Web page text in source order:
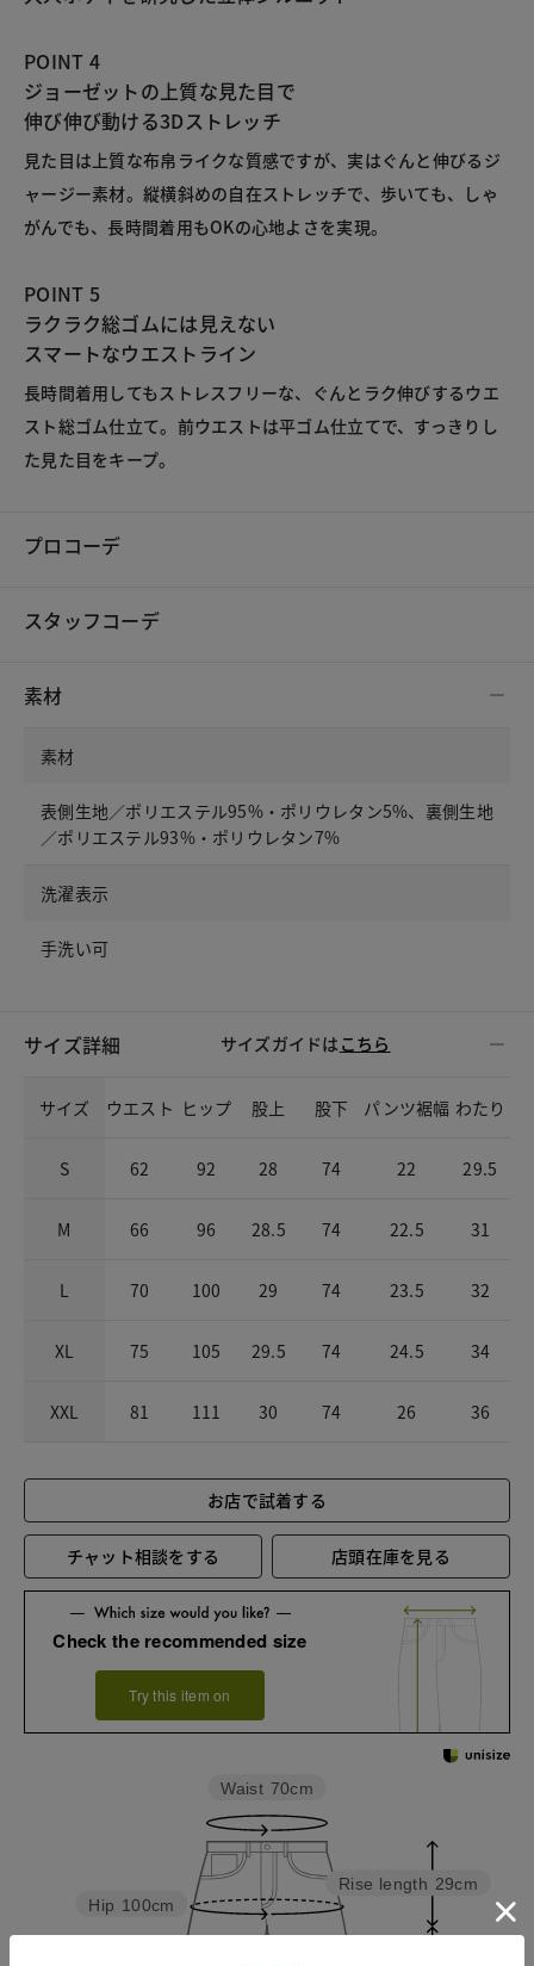
POINT 4
ジョーゼットの上質な見た目で
伸び伸び動ける3Dストレッチ
見た目は上質な布帛ライクな質感ですが、実はぐんと伸びるジ
ャージー素材。縦横斜めの自在ストレッチで、歩いても、しゃ
がんでも、長時間着用もOKの心地よさを実現。
POINT 5
ラクラク総ゴムには見えない
スマートなウエストライン
長時間着用してもストレスフリーな、ぐんとラク伸びするウエ
スト総ゴム仕立て。前ウエストは平ゴム仕立てで、すっきりし
た見た目をキープ。
プロコーデ
スタッフコーデ
素材
素材
表側生地／ポリエステル95%・ポリウレタン5%、裏側生地
／ポリエステル93%・ポリウレタン7%
洗濯表示
手洗い可
サイズ詳細 サイズガイドは こちら
サイズ ウエスト ヒップ 股上 股下 パンツ裾幅 わたり
S 62 92 28 74 22 29.5
M 66 96 28.5 74 22.5 31
L 70 100 29 74 23.5 32
XL 75 105 29.5 74 24.5 34
XXL 81 111 30 74 26 36
お店で試着する
チャット相談をする 店頭在庫を見る
Check the recommended size
Try this item on
Rise length 29cm
Hip 100cm
Waist 70cm